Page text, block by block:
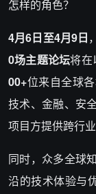
怎样的角色？
4月6日至4月9日
0场主题论坛将在
00+位来自全球
技术、金融、安
项目方提供跨行
同时，众多全球
沿的技术体验与